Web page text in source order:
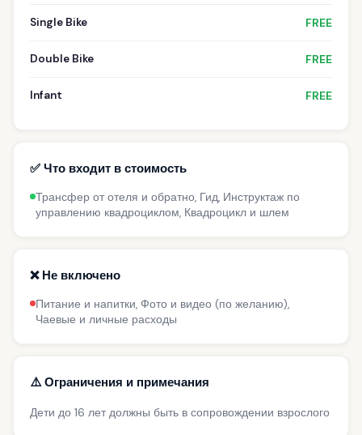
Single Bike FREE
Double Bike FREE
Infant FREE
✅ Что входит в стоимость
Трансфер от отеля и обратно, Гид, Инструктаж по
управлению квадроциклом, Квадроцикл и шлем
❌ Не включено
Питание и напитки, Фото и видео (по желанию),
Чаевые и личные расходы
⚠️ Ограничения и примечания
Дети до 16 лет должны быть в сопровождении взрослого